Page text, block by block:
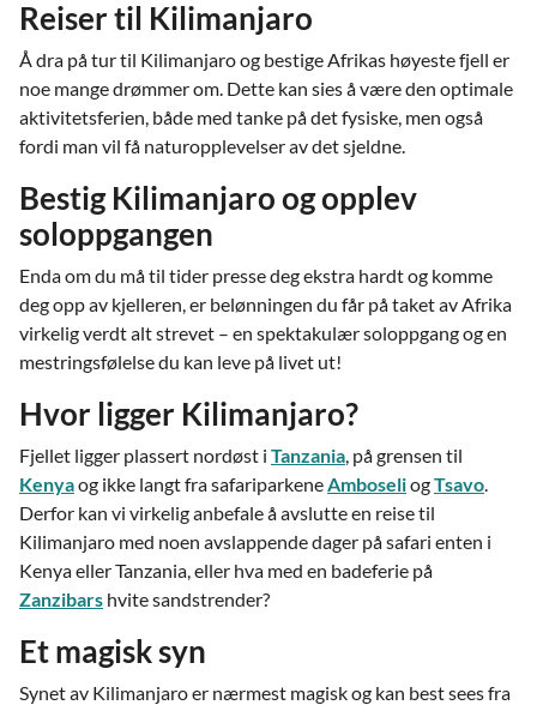
Reiser til Kilimanjaro
Å dra på tur til Kilimanjaro og bestige Afrikas høyeste fjell er
noe mange drømmer om. Dette kan sies å være den optimale
aktivitetsferien, både med tanke på det fysiske, men også
fordi man vil få naturopplevelser av det sjeldne.
Bestig Kilimanjaro og opplev
soloppgangen
Enda om du må til tider presse deg ekstra hardt og komme
deg opp av kjelleren, er belønningen du får på taket av Afrika
virkelig verdt alt strevet – en spektakulær soloppgang og en
mestringsfølelse du kan leve på livet ut!
Hvor ligger Kilimanjaro?
Fjellet ligger plassert nordøst i Tanzania, på grensen til
Kenyaog ikke langt fra safariparkeneAmboseliogTsavo.
Derfor kan vi virkelig anbefale å avslutte en reise til
Kilimanjaro med noen avslappende dager på safari enten i
Kenya eller Tanzania, eller hva med en badeferie på
Zanzibars hvite sandstrender?
Et magisk syn
Synet av Kilimanjaro er nærmest magisk og kan best sees fra